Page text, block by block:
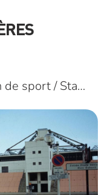
de sport / Sta…